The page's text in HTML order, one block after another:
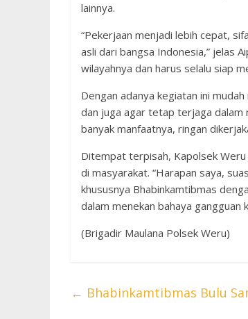
lainnya.
“Pekerjaan menjadi lebih cepat,
asli dari bangsa Indonesia,” jelas
wilayahnya dan harus selalu siap
Dengan adanya kegiatan ini
dan juga agar tetap terjaga dalam
banyak manfaatnya, ringan
Ditempat terpisah, Kapolsek
di masyarakat. “Harapan saya,
khususnya Bhabinkamtibmas
dalam menekan bahaya gangguan
(Brigadir Maulana Polsek Weru)
← Bhabinkamtibmas Bulu